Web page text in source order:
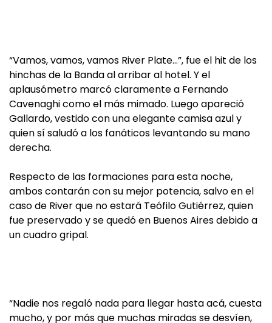
“Vamos, vamos, vamos River Plate…”, fue el hit de los
hinchas de la Banda al arribar al hotel. Y el
aplausómetro marcó claramente a Fernando
Cavenaghi como el más mimado. Luego apareció
Gallardo, vestido con una elegante camisa azul y
quien sí saludó a los fanáticos levantando su mano
derecha.
Respecto de las formaciones para esta noche,
ambos contarán con su mejor potencia, salvo en el
caso de River que no estará Teófilo Gutiérrez, quien
fue preservado y se quedó en Buenos Aires debido a
un cuadro gripal.
“Nadie nos regaló nada para llegar hasta acá, cuesta
mucho, y por más que muchas miradas se desvíen,